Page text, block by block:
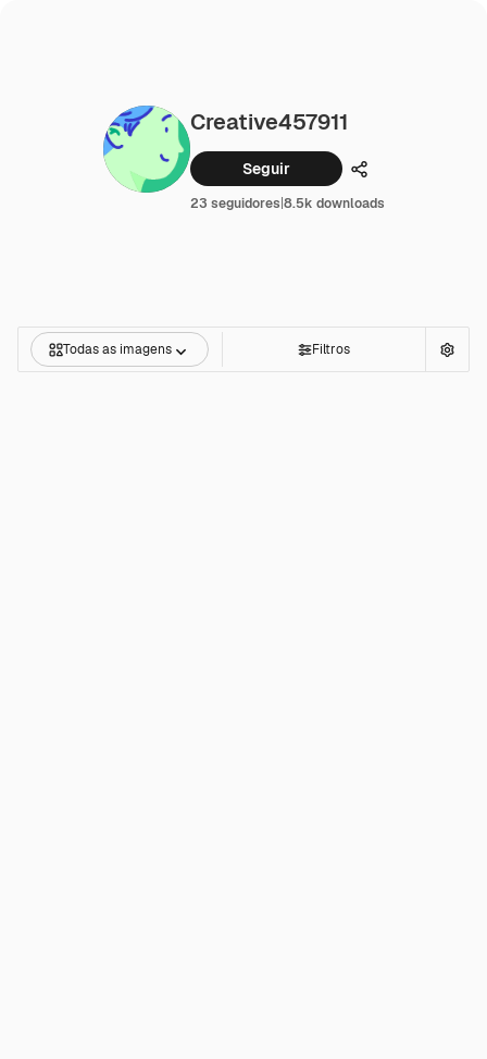
Creative457911
Seguir Compartilhar
23 seguidores|8.5k downloads
Todas as imagens Filtros